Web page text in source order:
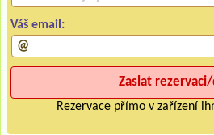
Váš email:
Rezervace přímo v zařízení